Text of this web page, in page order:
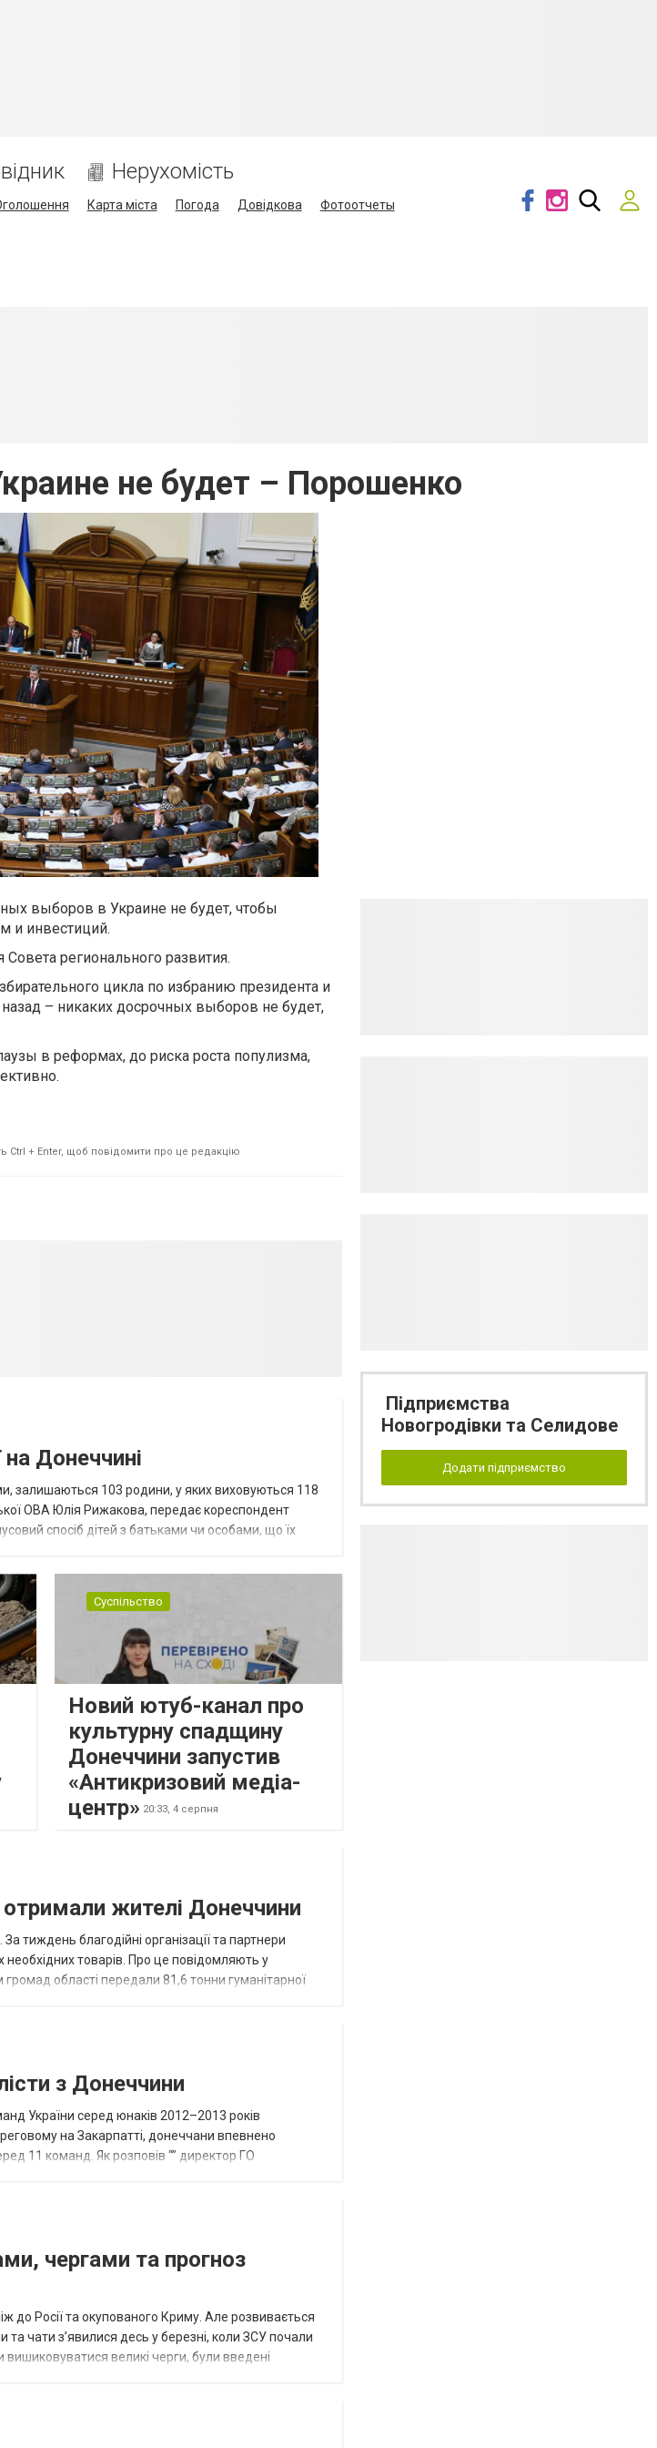
Нерухомість
Карта міста Погода Довідкова
Фотоотчеты
не будет – Порошенко
выборов в Украине не будет, чтобы
и инвестиций.
регионального развития.
цикла по избранию президента и
– никаких досрочных выборов не будет,
в реформах, до риска роста популизма,
Ctrl + Enter, щоб повідомити про це редакцію
Донеччині
залишаються 103 родини, у яких виховуються 118
ОВА Юлія Рижакова, передає кореспондент
спосіб дітей з батьками чи особами, що їх
Суспільство
Новий ютуб-канал про
культурну спадщину
Донеччини запустив
«Антикризовий медіа-
центр» 20:33, 4 серпня
отримали жителі Донеччини
тиждень благодійні організації та партнери
необхідних товарів. Про це повідомляють у
області передали 81,6 тонни гуманітарної
з Донеччини
України серед юнаків 2012–2013 років
на Закарпатті, донеччани впевнено
11 команд. Як розповів “” директор ГО
чергами та прогноз
до Росії та окупованого Криму. Але розвивається
чати з’явилися десь у березні, коли ЗСУ почали
великі черги, були введені
Підприємства
Новогродівки та Селидове
Додати підприємство